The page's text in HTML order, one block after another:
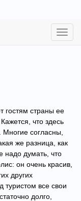
Toggle
гостям страны ее
что здесь
согласны,
же разница, как
думать, что
он очень красив,
других
туристом все свои
долго,